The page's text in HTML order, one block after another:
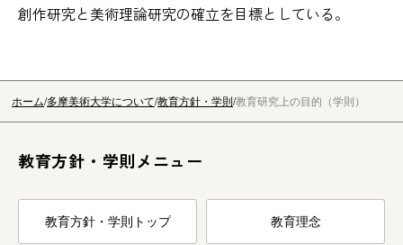
創作研究と美術理論研究の確立を目標としている。
ホーム 多摩美術大学について 教育方針・学則教育研究上の目的（学則）
教育方針・学則メニュー
教育方針・学則トップ 教育理念